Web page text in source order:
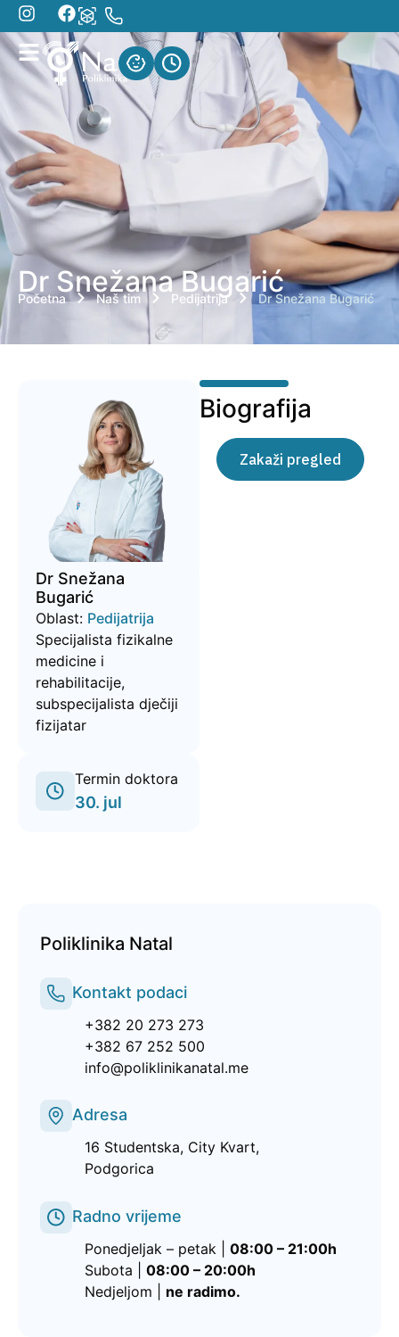
Dr Snežana Bugarić
Početna Naš tim Pedijatrija Dr Snežana Bugarić
Dr Snežana
Bugarić
Oblast: Pedijatrija
Specijalista fizikalne
medicine i
rehabilitacije,
subspecijalista dječiji
fizijatar
Termin doktora
30. jul
Biografija
Zakaži pregled
Poliklinika Natal
Kontakt podaci
+382 20 273 273
+382 67 252 500
info@poliklinikanatal.me
Adresa
16 Studentska, City Kvart,
Podgorica
Radno vrijeme
Ponedjeljak – petak | 08:00 – 21:00h
Subota | 08:00 – 20:00h
Nedjeljom | ne radimo.